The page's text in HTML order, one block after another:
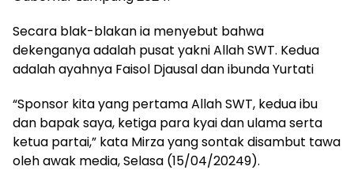
Secara blak-blakan ia menyebut bahwa
dekenganya adalah pusat yakni Allah SWT. Kedua
adalah ayahnya Faisol Djausal dan ibunda Yurtati
“Sponsor kita yang pertama Allah SWT, kedua ibu
dan bapak saya, ketiga para kyai dan ulama serta
ketua partai,” kata Mirza yang sontak disambut tawa
oleh awak media, Selasa (15/04/20249).